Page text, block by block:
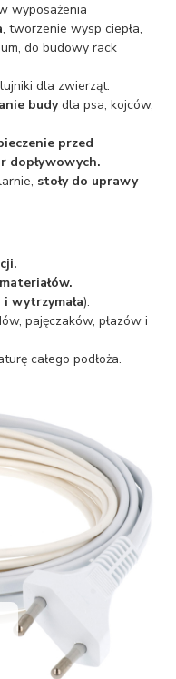
wyposażenia
, tworzenie wysp ciepła,
do budowy rack
dla zwierząt.
budydla psa, kojców,
przed
dopływowych.
stoły do uprawy
.
materiałów.
wytrzymała).
pajęczaków, płazów i
całego podłoża.